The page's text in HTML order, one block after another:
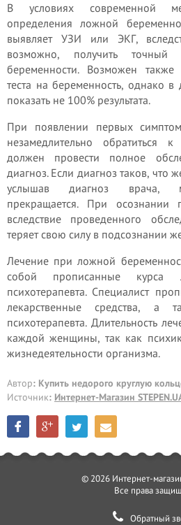
В условиях современной
определения ложной
выявляет УЗИ или ЭКГ,
возможно, получить
беременности. Возможен также
теста на беременность, однако
показать не 100% результата.
При появлении первых
незамедлительно обратиться к
должен провести полное
диагноз. Если диагноз таков, что
услышав диагноз врача,
прекращается. При осознании
вследствие проведенного
теряет свою силу в подсознании
Лечение при ложной
собой прописанные
психотерапевта. Специалист
лекарственные средства, а
психотерапевта. Длительность
каждой женщины, так как
жизнедеятельности организма.
Автор: Купить недорого круглую
Источник: Интернет-Магазин
© 2026 Интернет-
Все права
Обратный